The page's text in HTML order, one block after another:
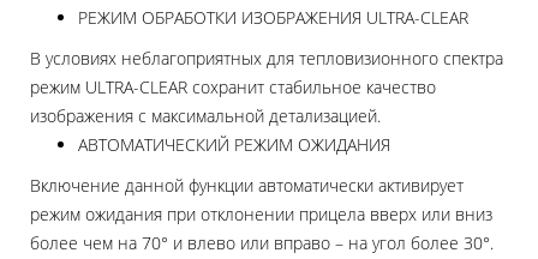
РЕЖИМ ОБРАБОТКИ ИЗОБРАЖЕНИЯ ULTRA-CLEAR
В условиях неблагоприятных для тепловизионного спектра
режим ULTRA-CLEAR сохранит стабильное качество
изображения с максимальной детализацией.
АВТОМАТИЧЕСКИЙ РЕЖИМ ОЖИДАНИЯ
Включение данной функции автоматически активирует
режим ожидания при отклонении прицела вверх или вниз
более чем на 70° и влево или вправо – на угол более 30°.